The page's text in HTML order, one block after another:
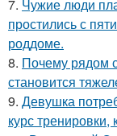
7. Чужие люди
простились с
роддоме.
8. Почему рядом
становится
9. Девушка
курс